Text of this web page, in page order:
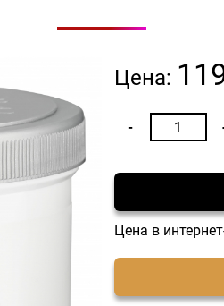
Цена:
Цена в